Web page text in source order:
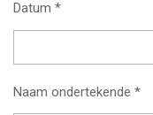
Datum *
Naam ondertekende *